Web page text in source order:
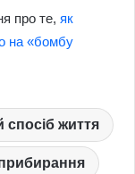
про те, як
на «бомбу
спосіб життя